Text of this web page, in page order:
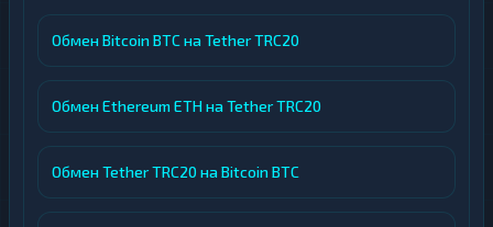
Обмен Bitcoin BTC на Tether TRC20
Обмен Ethereum ETH на Tether TRC20
Обмен Tether TRC20 на Bitcoin BTC